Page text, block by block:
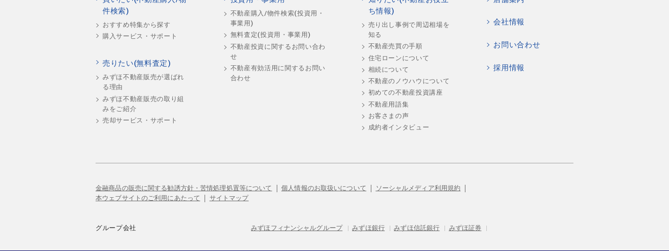
件検索)
おすすめ特集から探す
購入サービス・サポート
売りたい(無料査定)
みずほ不動産販売が選ばれ
る理由
みずほ不動産販売の取り組
みをご紹介
売却サービス・サポート
不動産購入/物件検索(投資用・
事業用)
無料査定(投資用・事業用)
不動産投資に関するお問い合わ
せ
不動産有効活用に関するお問い
合わせ
ち情報)
売り出し事例で周辺相場を
知る
不動産売買の手順
住宅ローンについて
相続について
不動産のノウハウについて
初めての不動産投資講座
不動産用語集
お客さまの声
成約者インタビュー
会社情報
お問い合わせ
採用情報
金融商品の販売に関する勧誘方針・苦情処理処置等について 個人情報のお取扱いについて
ソーシャルメディア利用規約
本ウェブサイトのご利用にあたって
サイトマップ
グループ会社 みずほフィナンシャルグループ | みずほ銀行 | みずほ信託銀行 | みずほ証券 |